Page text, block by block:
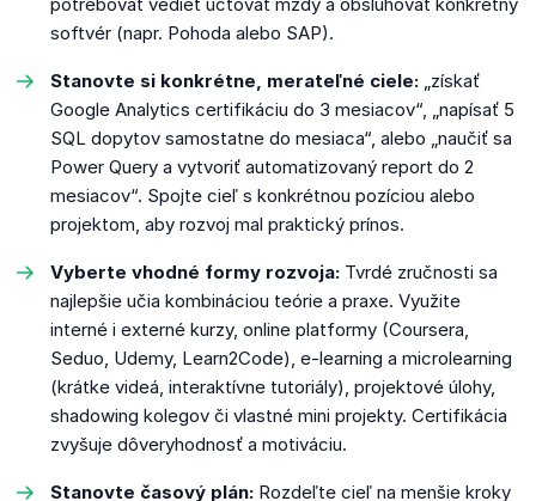
softvér (napr. Pohoda alebo SAP).
Stanovte si konkrétne, merateľné ciele: „získať
Google Analytics certifikáciu do 3 mesiacov“, „napísať 5
SQL dopytov samostatne do mesiaca“, alebo „naučiť sa
Power Query a vytvoriť automatizovaný report do 2
mesiacov“. Spojte cieľ s konkrétnou pozíciou alebo
projektom, aby rozvoj mal praktický prínos.
Vyberte vhodné formy rozvoja: Tvrdé zručnosti sa
najlepšie učia kombináciou teórie a praxe. Využite
interné i externé kurzy, online platformy (Coursera,
Seduo, Udemy, Learn2Code), e-learning a microlearning
(krátke videá, interaktívne tutoriály), projektové úlohy,
shadowing kolegov či vlastné mini projekty. Certifikácia
zvyšuje dôveryhodnosť a motiváciu.
Stanovte časový plán: Rozdeľte cieľ na menšie kroky